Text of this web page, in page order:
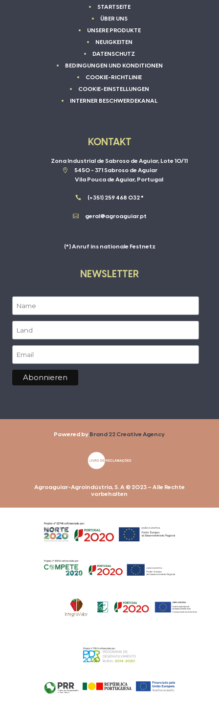
STARTSEITE
ÜBER UNS
UNSERE PRODUKTE
NEUIGKEITEN
DATENSCHUTZ
BEDINGUNGEN UND KONDITIONEN
COOKIE-RICHTLINIE
COOKIE-EINSTELLUNGEN
INTERNER BESCHWERDEKANAL
KONTAKT
Zona Industrial de Sabroso de Aguiar, Lote 10/11

5450 - 371 Sabroso de Aguiar
Vila Pouca de Aguiar, Portugal
 (+351) 259 468 032 *
 geral@agroaguiar.pt
(*) Anruf ins nationale Festnetz
NEWSLETTER
Powered by Brand 22 Creative Agency
Agroaguiar-Agroindústria, S. A © 2023 – Alle Rechte
vorbehalten